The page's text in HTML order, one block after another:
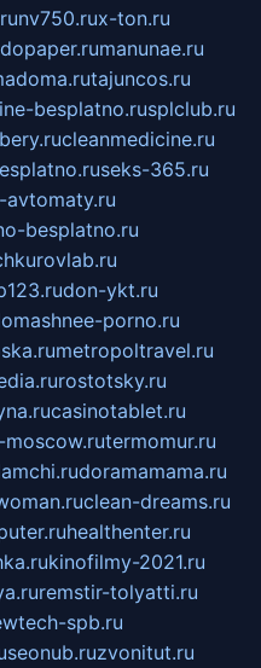
nv750.rux-ton.ru
manunae.ru
tajuncos.ru
besplatno.rusplclub.ru
cleanmedicine.ru
seks-365.ru
besplatno.ru
don-ykt.ru
porno.ru
metropoltravel.ru
rostotsky.ru
casinotablet.ru
termomur.ru
doramamama.ru
clean-dreams.ru
healthenter.ru
kinofilmy-2021.ru
remstir-tolyatti.ru
spb.ru
seonub.ruzvonitut.ru